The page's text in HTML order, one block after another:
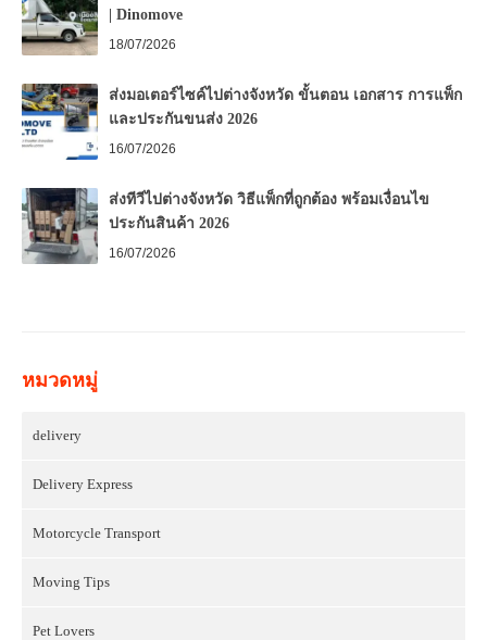
| Dinomove
18/07/2026
ส่งมอเตอร์ไซค์ไปต่างจังหวัด ขั้นตอน เอกสาร การแพ็ก
และประกันขนส่ง 2026
16/07/2026
ส่งทีวีไปต่างจังหวัด วิธีแพ็กที่ถูกต้อง พร้อมเงื่อนไข
ประกันสินค้า 2026
16/07/2026
หมวดหมู่
delivery
Delivery Express
Motorcycle Transport
Moving Tips
Pet Lovers